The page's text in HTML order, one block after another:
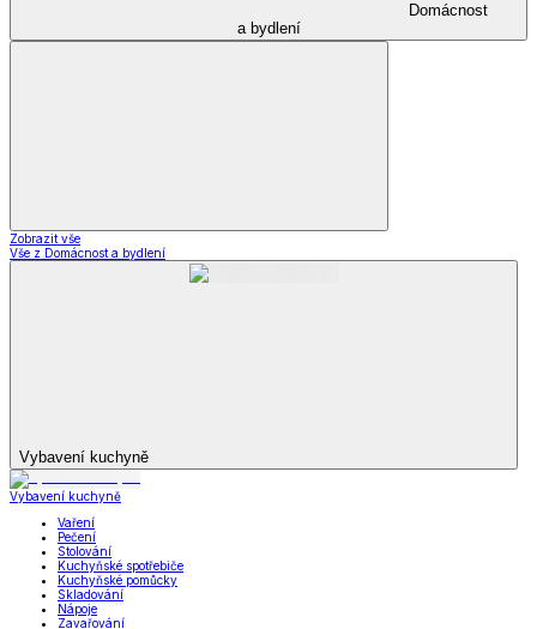
Domácnost
a bydlení
Zobrazit vše
Vše z Domácnost a bydlení
Vybavení kuchyně
Vybavení kuchyně
Vaření
Pečení
Stolování
Kuchyňské spotřebiče
Kuchyňské pomůcky
Skladování
Nápoje
Zavařování